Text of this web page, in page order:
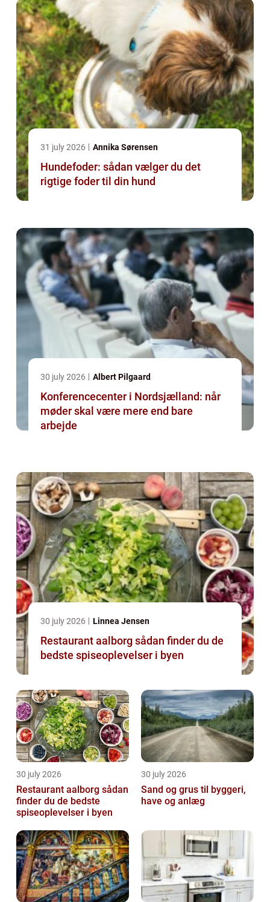
31 july 2026 Annika Sørensen
Hundefoder: sådan vælger du det
rigtige foder til din hund
30 july 2026 Albert Pilgaard
Konferencecenter i Nordsjælland: når
møder skal være mere end bare
arbejde
30 july 2026 Linnea Jensen
Restaurant aalborg sådan finder du de
bedste spiseoplevelser i byen
30 july 2026
Restaurant aalborg sådan
finder du de bedste
spiseoplevelser i byen
30 july 2026
Sand og grus til byggeri,
have og anlæg